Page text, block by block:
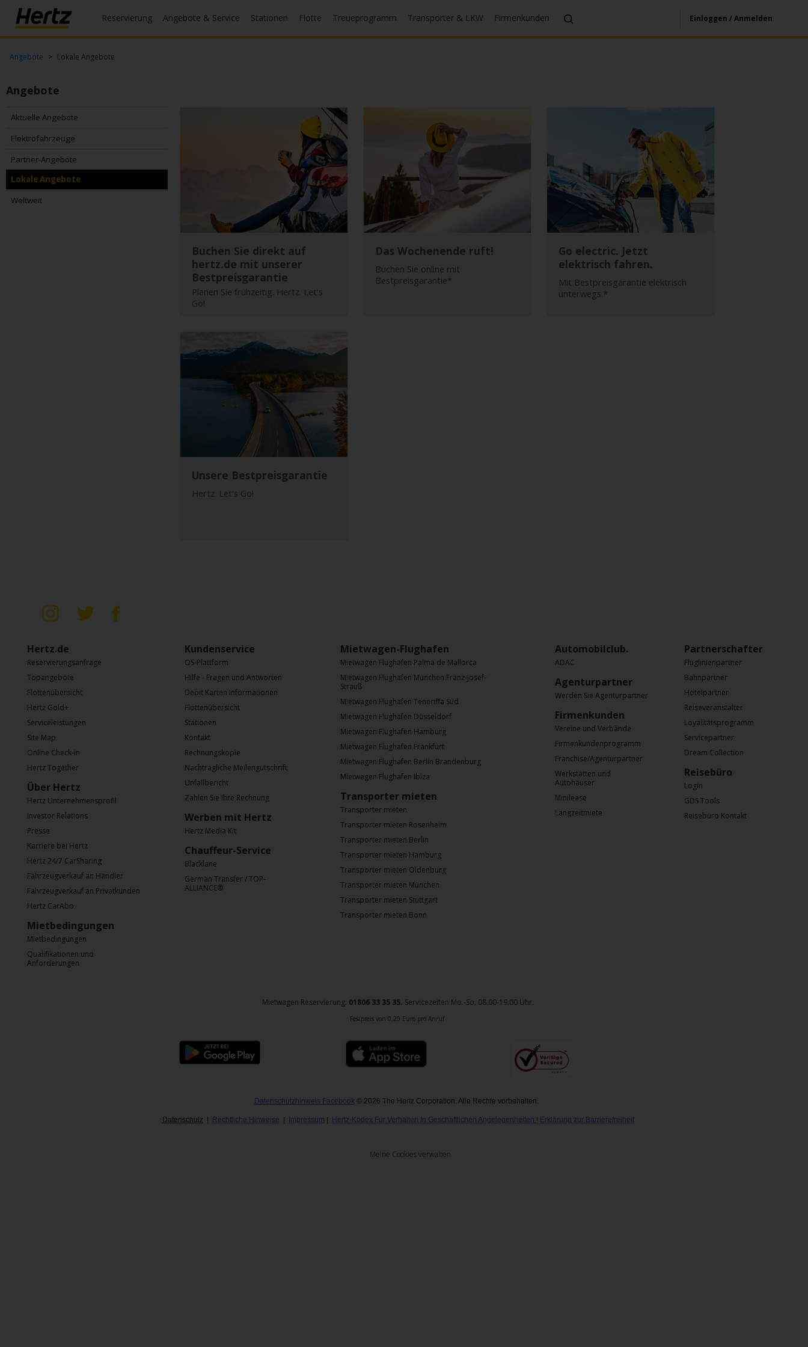
Reservierung Angebote & Service Stationen Flotte Treueprogramm Transporter & LKW Firmenkunden Einloggen / Anmelden
Menü
Reservierungsanfrage
Stationen
Registrierung
Topangebote
DE/DE
Angebote Lokale Angebote
Angebote
Aktuelle Angebote
Elektrofahrzeuge
Partner-Angebote
Lokale Angebote
Weltweit
Buchen Sie direkt auf
hertz.de mit unserer
Bestpreisgarantie
Planen Sie frühzeitig. Hertz. Let's
Go!
Das Wochenende ruft!
Buchen Sie online mit
Bestpreisgarantie*
Go electric. Jetzt
elektrisch fahren.
Mit Bestpreisgarantie elektrisch
unterwegs.*
Unsere Bestpreisgarantie
Hertz. Let's Go!
Hertz.de
Reservierungsanfrage
Topangebote
Flottenübersicht
Hertz Gold+
Serviceleistungen
Site Map
Online Check-in
Hertz Together
Über Hertz
Hertz Unternehmensprofil
Investor Relations
Presse
Karriere bei Hertz
Hertz 24/7 CarSharing
Fahrzeugverkauf an Händler
Fahrzeugverkauf an Privatkunden
Hertz CarAbo
Mietbedingungen
Mietbedingungen
Qualifikationen und
Anforderungen
Kundenservice
OS-Plattform
Hilfe - Fragen und Antworten
Debit Karten Informationen
Flottenübersicht
Stationen
Kontakt
Rechnungskopie
Nachträgliche Meilengutschrift
Unfallbericht
Zahlen Sie Ihre Rechnung
Werben mit Hertz
Hertz Media Kit
Chauffeur-Service
Blacklane
German Transfer / TOP-
ALLIANCE®
Mietwagen-Flughafen
Mietwagen Flughafen Palma de Mallorca
Mietwagen Flughafen München Franz-Josef-
Strauß
Mietwagen Flughafen Teneriffa Süd
Mietwagen Flughafen Düsseldorf
Mietwagen Flughafen Hamburg
Mietwagen Flughafen Frankfurt
Mietwagen Flughafen Berlin Brandenburg
Mietwagen Flughafen Ibiza
Transporter mieten
Transporter mieten
Transporter mieten Rosenheim
Transporter mieten Berlin
Transporter mieten Hamburg
Transporter mieten Oldenburg
Transporter mieten München
Transporter mieten Stuttgart
Transporter mieten Bonn
Automobilclub.
ADAC
Agenturpartner
Werden Sie Agenturpartner
Firmenkunden
Vereine und Verbände
Firmenkundenprogramm
Franchise/Agenturpartner
Werkstätten und
Autohäuser
Minilease
Langzeitmiete
Partnerschaften
Fluglinienpartner
Bahnpartner
Hotelpartner
Reiseveranstalter
Loyalitätsprogramm
Servicepartner
Dream Collection
Reisebüro
Login
GDS Tools
Reisebüro Kontakt
Mietwagen Reservierung: 01806 33 35 35. Servicezeiten Mo.-So. 08.00-19.00 Uhr.
Festpreis von 0,20 Euro pro Anruf
Datenschutzhinweis Facebook​ © 2026 The Hertz Corporation. Alle Rechte vorbehalten.
Datenschutz Rechtliche Hinweise Impressum Hertz-Kodex Fur Verhalten In Geschaftlichen Angelegenheiten Erklärung zur Barrierefreiheit
Meine Cookies verwalten